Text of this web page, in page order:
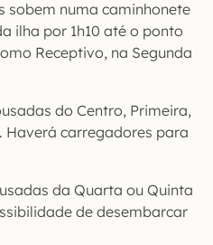
sobem numa caminhonete
ilha por 1h10 até o ponto
Receptivo, na Segunda
do Centro, Primeira,
Haverá carregadores para
da Quarta ou Quinta
de desembarcar